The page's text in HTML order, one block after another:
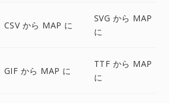
CSV から MAP に
SVG から MAP
に
GIF から MAP に
TTF から MAP
に